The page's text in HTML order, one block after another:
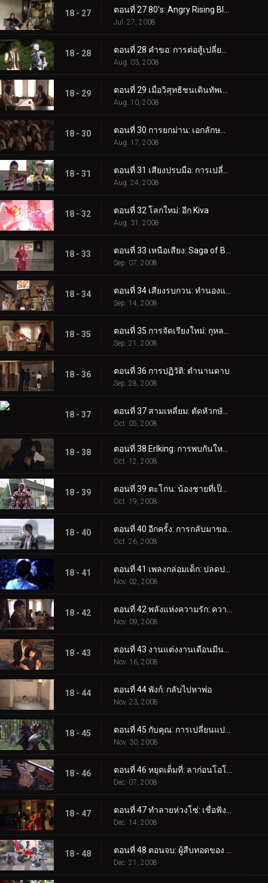
18 - 27
Jul. 27, 2008
18 - 28
Aug. 03, 2008
18 - 29
Aug. 10, 2008
18 - 30
Aug. 17, 2008
18 - 31
Aug. 24, 2008
18 - 32 ตอนที่ 32 โลกใหม่: อีก Kiva
Aug. 31, 2008
18 - 33
Sep. 07, 2008
18 - 34
Sep. 14, 2008
18 - 35
Sep. 21, 2008
18 - 36 ตอนที่ 36 การปฏิวัติ: ตำนานดาบ
Sep. 28, 2008
18 - 37
Oct. 05, 2008
18 - 38
Oct. 12, 2008
18 - 39
Oct. 19, 2008
18 - 40
Oct. 26, 2008
18 - 41
Nov. 02, 2008
18 - 42
Nov. 09, 2008
18 - 43
Nov. 16, 2008
18 - 44 ตอนที่ 44 พังก์: กลับไปหาพ่อ
Nov. 23, 2008
18 - 45
Nov. 30, 2008
18 - 46
Dec. 07, 2008
18 - 47
Dec. 14, 2008
18 - 48
Dec. 21, 2008